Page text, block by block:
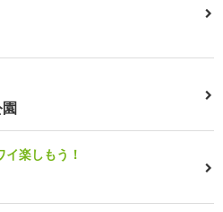
楽しもう！